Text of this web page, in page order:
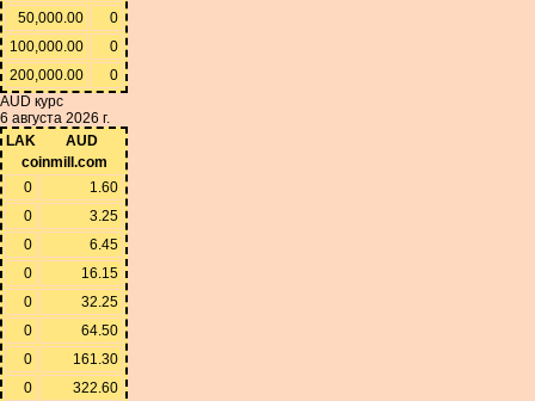
50,000.00
0
100,000.00
0
200,000.00
0
AUD курс
6 августа 2026 г.
LAK
AUD
coinmill.com
0
1.60
0
3.25
0
6.45
0
16.15
0
32.25
0
64.50
0
161.30
0
322.60